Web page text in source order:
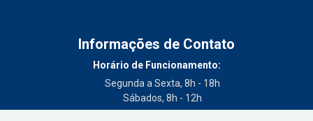
Informações de Contato
Horário de Funcionamento:
Segunda a Sexta, 8h - 18h
Sábados, 8h - 12h